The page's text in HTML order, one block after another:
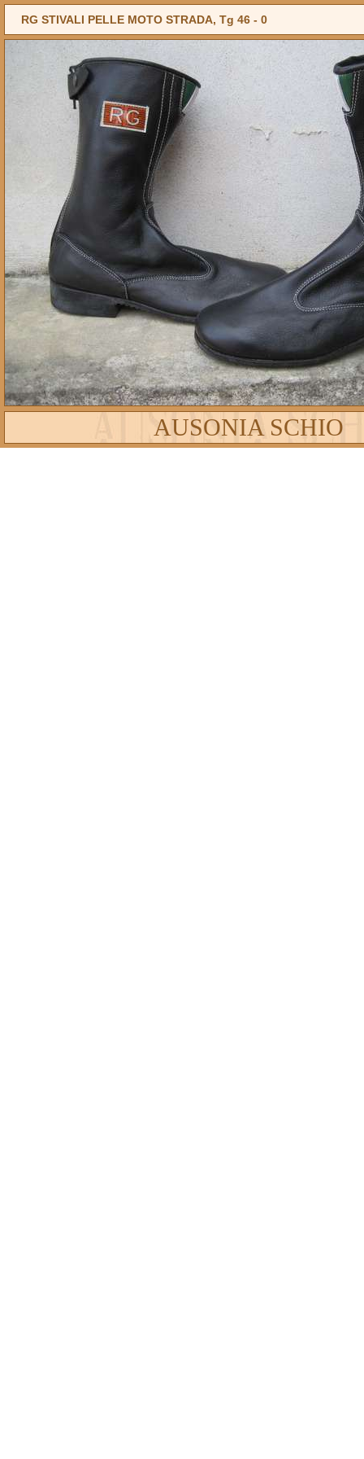
RG STIVALI PELLE MOTO STRADA, Tg 46 - 0
AUSONIA SCHIO